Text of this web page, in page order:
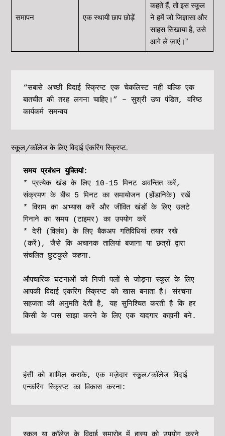
समापन एक स्थायी छाप छोड़ें
कहते हैं, तो इस स्कूल
ने हमें जो जिज्ञासा और
साहस सिखाया है, उसे
आगे ले जाएं।”
“सबासे अच्छी विदाई स्क्रिप्ट एक चेकलिस्ट नहीं बल्कि एक
बातचीत की तरह लगना चाहिए।” – सुश्री उषा पंडित, वरिष्ठ
कार्यकर्म समन्वय
स्कूल/कॉलेज के लिए विदाई एंकरिंग स्क्रिप्ट.
समय प्रबंधन युक्तियां:
* प्रत्येक खंड के लिए 10-15 मिनट अवन्तित करें,
संक्रमण के बीच 5 मिनट का समायोजन (होंडानिके) रखें
* विराम का अभ्यास करें और जीवित खंडों के लिए उलटे
गिनाने का समय (टाइमर) का उपयोग करें
* देरी (विलंब) के लिए बैकअप गतिविधियां तयार रखे
(करें), जैसे कि अचानक तालियां बजाना या छत्रों द्वारा
संचलित छुटकुले कहना.
औपचारिक घटनाओं को निजी पलों से जोड़ना स्कूल के लिए
आपकी विदाई एंकरिंग स्क्रिप्ट को खास बनाता है। संरचना
सहजता की अनुमति देती है, यह सुनिश्चित करती है कि हर
किसी के पास साझा करने के लिए एक यादगार कहानी बने.
हंसी को शामिल कराके, एक मज़ेदार स्कूल/कॉलेज विदाई
एन्करिंग स्क्रिप्ट का विकास करना: